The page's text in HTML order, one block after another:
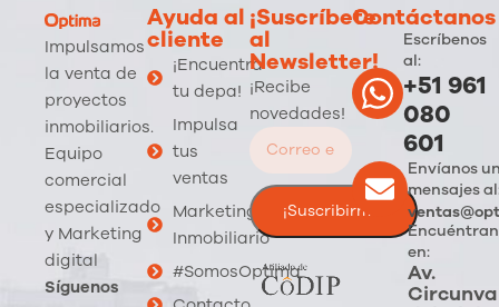
Impulsamos
la venta de
proyectos
inmobiliarios.
Equipo
comercial
especializado
y Marketing
digital
Síguenos
Ayuda al
cliente
¡Encuentra
tu depa!
Impulsa
tus
ventas
Marketing
Inmobiliario
#SomosOptima
¡Suscríbete
al
Newsletter!
¡Recibe
novedades!
Contáctanos
Escríbenos
al:
+51 961
080
601
Envíanos
mensajes
en:
Av.